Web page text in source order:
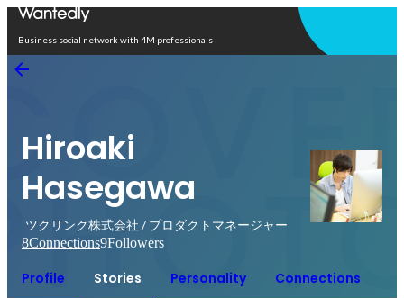
Business social network with 4M professionals
Hiroaki
Hasegawa
ツクリンク株式会社 / プロダクトマネージャー
8Connections9Followers
Profile Stories Personality Connections